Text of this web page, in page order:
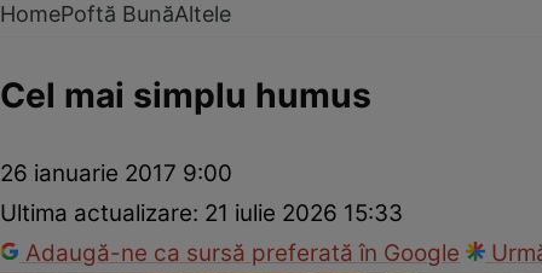
HomePoftă BunăAltele
Cel mai simplu humus
26 ianuarie 2017 9:00
Ultima actualizare: 21 iulie 2026 15:33
Adaugă-ne ca sursă preferată în Google